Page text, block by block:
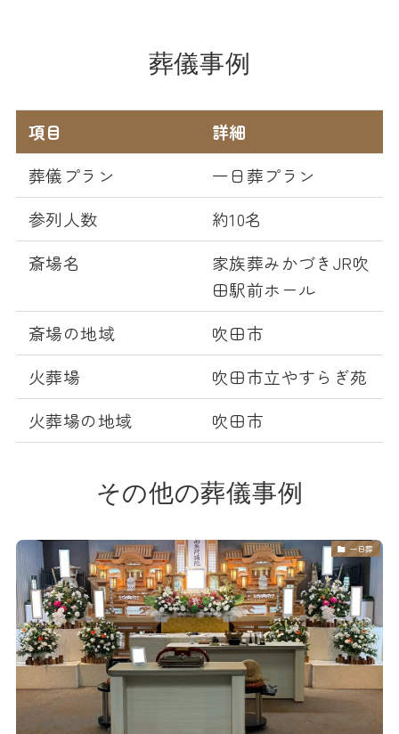
葬儀事例
項目
詳細
葬儀プラン
一日葬プラン
参列人数
約10名
斎場名
家族葬みかづきJR吹
田駅前ホール
斎場の地域
吹田市
火葬場
吹田市立やすらぎ苑
火葬場の地域
吹田市
その他の葬儀事例
一日葬